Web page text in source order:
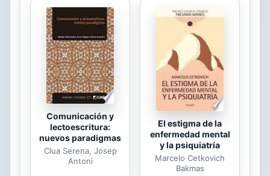
Pero mientras se acostumbran a sus
nuevas vidas, su historia pide ser
reescrita, y esta vez no es solo la de
ellas. El Mal ha avanzado por el
bosque y los villanos del pasado han
regresado para vengarse; no solo
buscan...
Comunicación y
lectoescritura:
nuevos paradigmas
Clua Serena, Josep
Antoni
El estigma de la
enfermedad mental
y la psiquiatría
Marcelo Cetkovich
Bakmas